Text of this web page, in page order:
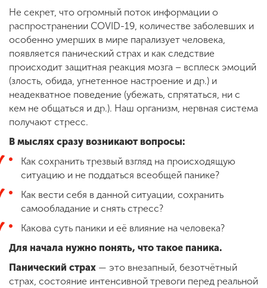
Не секрет, что огромный поток информации о
распространении COVID-19, количестве заболевших и
особенно умерших в мире парализует человека,
появляется панический страх и как следствие
происходит защитная реакция мозга – всплеск эмоций
(злость, обида, угнетенное настроение и др.) и
неадекватное поведение (убежать, спрятаться, ни с
кем не общаться и др.). Наш организм, нервная система
получают стресс.
В мыслях сразу возникают вопросы:
Как сохранить трезвый взгляд на происходящую
ситуацию и не поддаться всеобщей панике?
Как вести себя в данной ситуации, сохранить
самообладание и снять стресс?
Какова суть паники и её влияние на человека?
Для начала нужно понять, что такое паника.
Панический страх — это внезапный, безотчётный
страх, состояние интенсивной тревоги перед реальной